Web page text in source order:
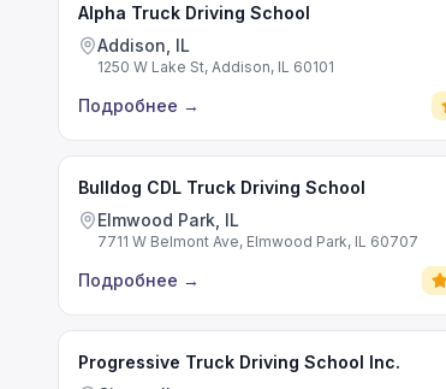
Alpha Truck Driving School
Addison, IL
1250 W Lake St, Addison, IL 60101
Подробнее →
Bulldog CDL Truck Driving School
Elmwood Park, IL
7711 W Belmont Ave, Elmwood Park, IL 60707
Подробнее →
Progressive Truck Driving School Inc.